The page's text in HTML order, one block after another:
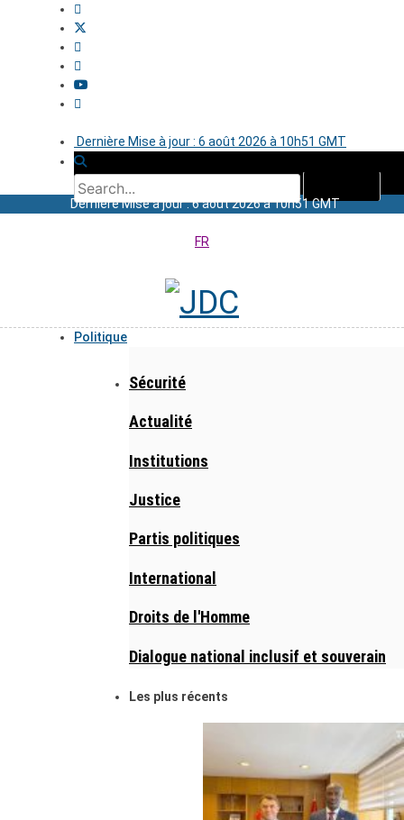
Dernière Mise à jour : 6 août 2026 à 10h51 GMT
Dernière Mise à jour : 6 août 2026 à 10h51 GMT
FR
Politique
Sécurité
Actualité
Institutions
Justice
Partis politiques
International
Droits de l'Homme
Dialogue national inclusif et souverain
Les plus récents